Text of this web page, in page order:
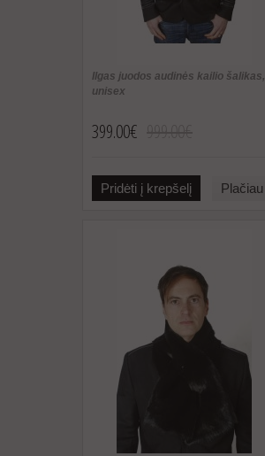
Ilgas juodos audinės kailio šalikas,
unisex
399.00€
Pridėti į krepšelį Plačiau